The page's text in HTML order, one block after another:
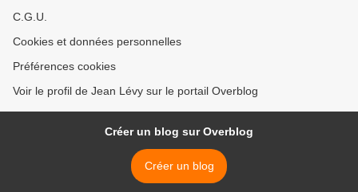
C.G.U.
Cookies et données personnelles
Préférences cookies
Voir le profil de Jean Lévy sur le portail Overblog
Créer un blog sur Overblog
Créer un blog